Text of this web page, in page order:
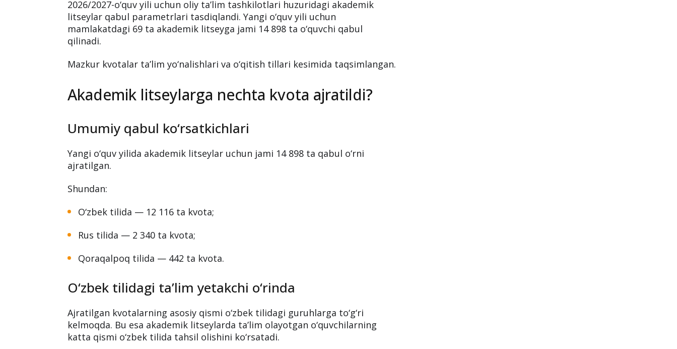
2026/2027-o‘quv yili uchun oliy ta’lim tashkilotlari huzuridagi akademik
litseylar qabul parametrlari tasdiqlandi. Yangi o‘quv yili uchun
mamlakatdagi 69 ta akademik litseyga jami 14 898 ta o‘quvchi qabul
qilinadi.
Mazkur kvotalar ta’lim yo‘nalishlari va o‘qitish tillari kesimida taqsimlangan.
Akademik litseylarga nechta kvota ajratildi?
Umumiy qabul ko‘rsatkichlari
Yangi o‘quv yilida akademik litseylar uchun jami 14 898 ta qabul o‘rni
ajratilgan.
Shundan:
O‘zbek tilida — 12 116 ta kvota;
Rus tilida — 2 340 ta kvota;
Qoraqalpoq tilida — 442 ta kvota.
O‘zbek tilidagi ta’lim yetakchi o‘rinda
Ajratilgan kvotalarning asosiy qismi o‘zbek tilidagi guruhlarga to‘g‘ri
kelmoqda. Bu esa akademik litseylarda ta’lim olayotgan o‘quvchilarning
katta qismi o‘zbek tilida tahsil olishini ko‘rsatadi.